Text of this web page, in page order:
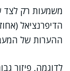
הדיפרנציאל
ההערות של
לדוגמה, פיזור